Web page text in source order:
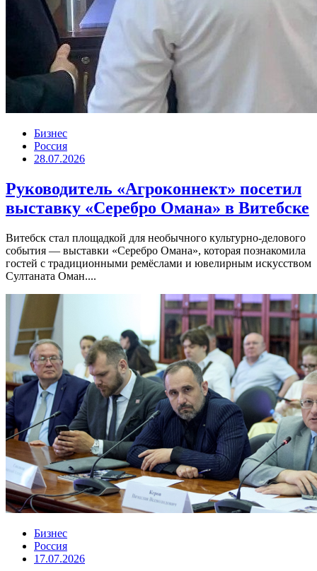
Бизнес
Россия
28.07.2026
Руководитель «Агроконнект» посетил
выставку «Серебро Омана» в Витебске
Витебск стал площадкой для необычного культурно-делового
события — выставки «Серебро Омана», которая познакомила
гостей с традиционными ремёслами и ювелирным искусством
Султаната Оман....
Бизнес
Россия
17.07.2026